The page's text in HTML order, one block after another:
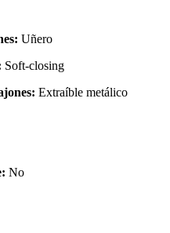
Uñero
Soft-closing
Extraíble metálico
No